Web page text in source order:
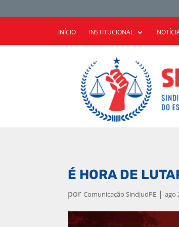
INÍCIO INSTITUCIONAL
É HORA DE
porComunicação SindjudPE |ago